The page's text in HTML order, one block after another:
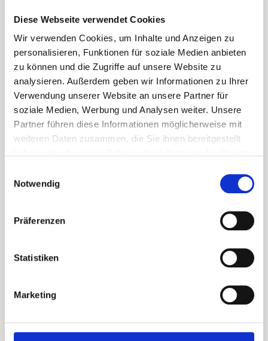
Diese Webseite verwendet Cookies
Wir verwenden Cookies, um Inhalte und Anzeigen zu
personalisieren, Funktionen für soziale Medien anbieten
zu können und die Zugriffe auf unsere Website zu
analysieren. Außerdem geben wir Informationen zu Ihrer
Verwendung unserer Website an unsere Partner für
soziale Medien, Werbung und Analysen weiter. Unsere
Partner führen diese Informationen möglicherweise mit
weiteren Daten zusammen, die Sie ihnen bereitgestellt
Notwendig
Präferenzen
Statistiken
Marketing
NOVEMBER 30, 2020
KRANKENKASSE BESCHEINIGUNGEN
READ MORE
LIEBE MITGLIEDER, LIEBE FREUNDE DES
READ MORE